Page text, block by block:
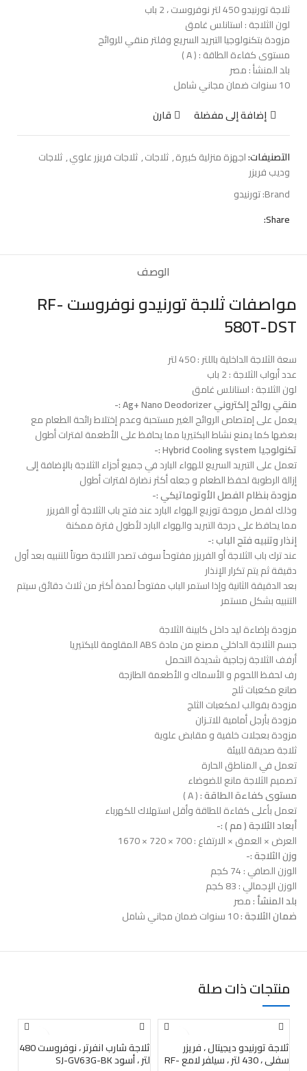
ثلاجة تورنيدو 450 لتر نوفروست ، 2 باب
لون الثلاجة : استانلس غامق
مزودة بتكنولوجيا التبريد السريع وفلتر منقي للروائح
مستوى كفاءة الطاقة : ( A )
بلد المنشأ : مصر
10 سنوات ضمان مجاني شامل
إضافة إلى مفضلة
قارن
التصنيفات:اجهزة منزلية كبيرة,ثلاجات,ثلاجات فريزر علوي,ثلاجات
وديب فريزر
Brand: تورنيدو
Share:
الوصف
مواصفات ثلاجة تورنيدو نوفروست RF-
580T-DST
سعة الثلاجة الداخلية باللتر : 450 لتر
عدد أبواب الثلاجة : 2 باب
لون الثلاجة : استانلس غامق
منقي روائح إلكتروني Ag+ Nano Deodorizer :-
يعمل على إمتصاص الروائح الغير مستحبة وعدم إختلاط رائحة الطعام مع
بعضها كما يمنع نشاط البكتيريا مما يحافظ على الأطعمة لفترات أطول
تكنولوجيا Hybrid Cooling system :-
تعمل على التبريد السريع للهواء البارد في جميع أجزاء الثلاجة بالإضافة إلى
إزالة الرطوبة لحفظ الطعام و جعله أكثر نضارة لفترات أطول
مزودة بنظام الفصل الأوتوماتيكي :-
وذلك لفصل مروحة توزيع الهواء البارد عند فتح باب الثلاجة أو الفريزر
مما يحافظ على درجة التبريد والهواء البارد لأطول فترة ممكنة
إنذار وتنبيه فتح الباب :-
عند ترك باب الثلاجة أو الفريزر مفتوحاً سوف تصدر الثلاجة صوتاً للتنبيه بعد أول
دقيقة ثم يتم تكرار الإنذار
بعد الدقيقة الثانية وإذا استمر الباب مفتوحاً لمدة أكثر من ثلاث دقائق سيتم
التنبيه بشكل مستمر
مزودة بإضاءة ليد داخل كابينة الثلاجة
جسم الثلاجة الداخلي مصنع ﻣﻦ ﻣﺎدة ABS المقاومة للبكتيريا
أرفف الثلاجة زجاجية شديدة التحمل
رف لحفظ اللحوم و الأسماك و الأطعمة الطازجة
ﺻﺎﻧﻊ ﻣﻜﻌﺒﺎت ثلج
مزودة بقوالب لمكعبات الثلج
مزودة بأرجل أمامية للاتـزان
مزودة بعجلات خلفية و مقابض علوية
ثلاجة صديقة للبيئة
تعمل في المناطق الحارة
تصميم الثلاجة مانع للضوضاء
مستوى كفاءة الطاقة :( A )
تعمل بأعلى كفاءة للطاقة وأقل استهلاك للكهرباء
أبعاد الثلاجة ( مم ) :-
العرض × العمق × الارتفاع : 700 × 720 × 1670
وزن الثلاجة :-
الوزن الصافي : 74 كجم
الوزن الإجمالي : 83 كجم
بلد المنشأ :مصر
ضمان الثلاجة :10 سنوات ضمان مجاني شامل
منتجات ذات صلة
ثلاجة تورنيدو ديجيتال ، فريزر
سفلي ، 430 لتر ، سيلفر لامع RF-
ثلاجة شارب انفرتر ، نوفروست 480
لتر ، أسود SJ-GV63G-BK